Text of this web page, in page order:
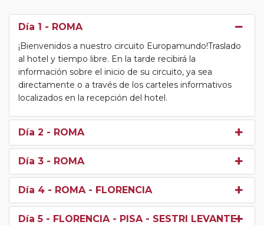
Día 1 - ROMA
¡Bienvenidos a nuestro circuito Europamundo!Traslado
al hotel y tiempo libre. En la tarde recibirá la
información sobre el inicio de su circuito, ya sea
directamente o a través de los carteles informativos
localizados en la recepción del hotel.
Día 2 - ROMA
Día 3 - ROMA
Día 4 - ROMA - FLORENCIA
Día 5 - FLORENCIA - PISA - SESTRI LEVANTE -